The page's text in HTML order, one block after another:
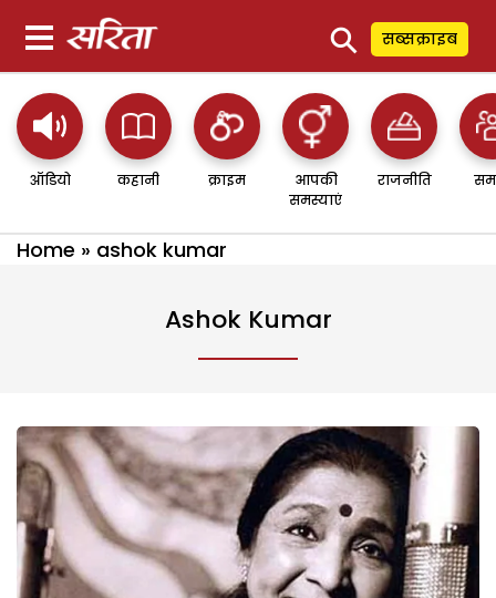
⚲ सब्सक्राइब
ऑडियो कहानी क्राइम
आपकी
समस्याएं
राजनीति
Home » ashok kumar
Ashok Kumar